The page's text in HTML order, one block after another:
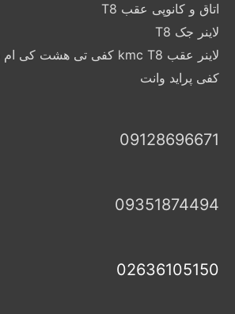
اتاق و کانوپی عقب T8
لاینر جک T8
لاینر عقب kmc T8 کفی تی هشت کی ام سی جک
کفی پراید وانت
09128696671
09351874494
02636105150